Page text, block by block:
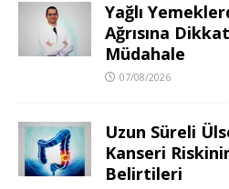
Yağlı
Ağrısına
Müdahale
07/08/2026
Uzun Süreli
Kanseri
Belirtileri